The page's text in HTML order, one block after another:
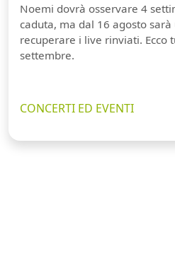
Noemi dovrà osservare 4
caduta, ma dal 16 agosto
recuperare i live rinviati. Ecco
settembre.
CONCERTI ED EVENTI